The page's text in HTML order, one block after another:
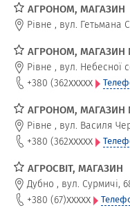
АГРОНОМ, МАГАЗИН
Рівне , вул. Гетьмана
АГРОНОМ, МАГАЗИН
Рівне , вул. Небесної
+380 (362xxxxx
АГРОНОМ,
Рівне , вул. Василя
+380 (362xxxxx
АГРОСВІТ, МАГАЗИН
Дубно , вул. Сурмичі,
+380 (67)xxxxx